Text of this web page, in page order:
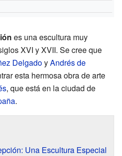
es una escultura muy
XVI y XVII. Se cree que
DelgadoyAndrés de
esta hermosa obra de arte
, que está en la ciudad de
.
Una Escultura Especial